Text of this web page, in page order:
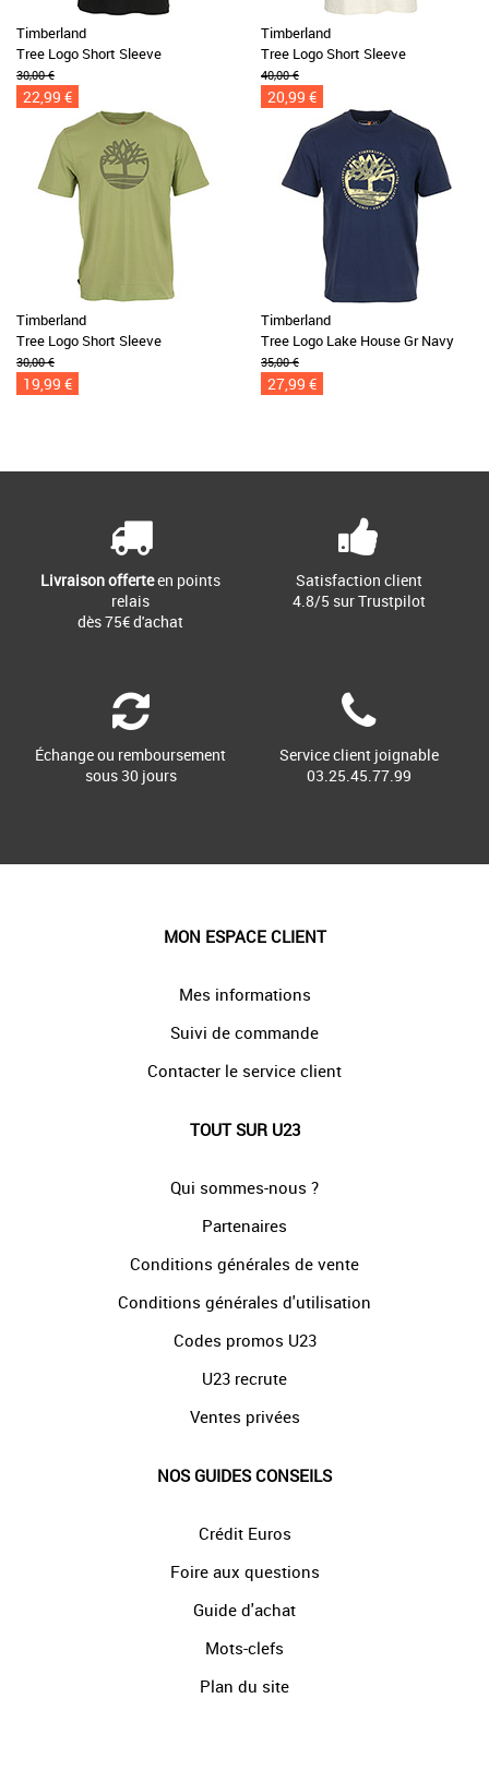
Timberland
Tree Logo Short Sleeve
30,00 €
22,99 €
Timberland
Tree Logo Short Sleeve
40,00 €
20,99 €
Timberland
Tree Logo Short Sleeve
30,00 €
19,99 €
Timberland
Tree Logo Lake House Gr Navy
35,00 €
27,99 €
Livraison offerteen points
relais
dès 75€ d'achat
Satisfaction client
4.8/5 sur Trustpilot
Échange ou remboursement
sous 30 jours
Service client joignable
03.25.45.77.99
MON ESPACE CLIENT
Mes informations
Suivi de commande
Contacter le service client
TOUT SUR U23
Qui sommes-nous ?
Partenaires
Conditions générales de vente
Conditions générales d'utilisation
Codes promos U23
U23 recrute
Ventes privées
NOS GUIDES CONSEILS
Crédit Euros
Foire aux questions
Guide d'achat
Mots-clefs
Plan du site